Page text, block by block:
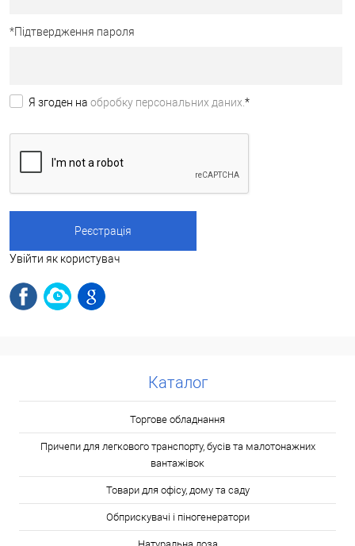
*Підтвердження пароля
Я згоден на обробку персональних даних. *
Увійти як користувач
Каталог
Торгове обладнання
Причепи для легкового транспорту, бусів та малотонажних
вантажівок
Товари для офісу, дому та саду
Обприскувачі і піногенератори